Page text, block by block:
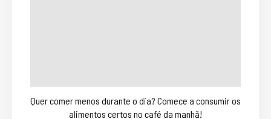
Quer comer menos durante o dia? Comece a consumir os
alimentos certos no café da manhã!